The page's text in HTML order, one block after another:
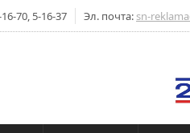
70, 5-16-37 Эл. почта: sn-